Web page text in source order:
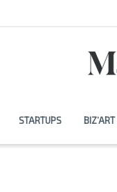
STARTUPS